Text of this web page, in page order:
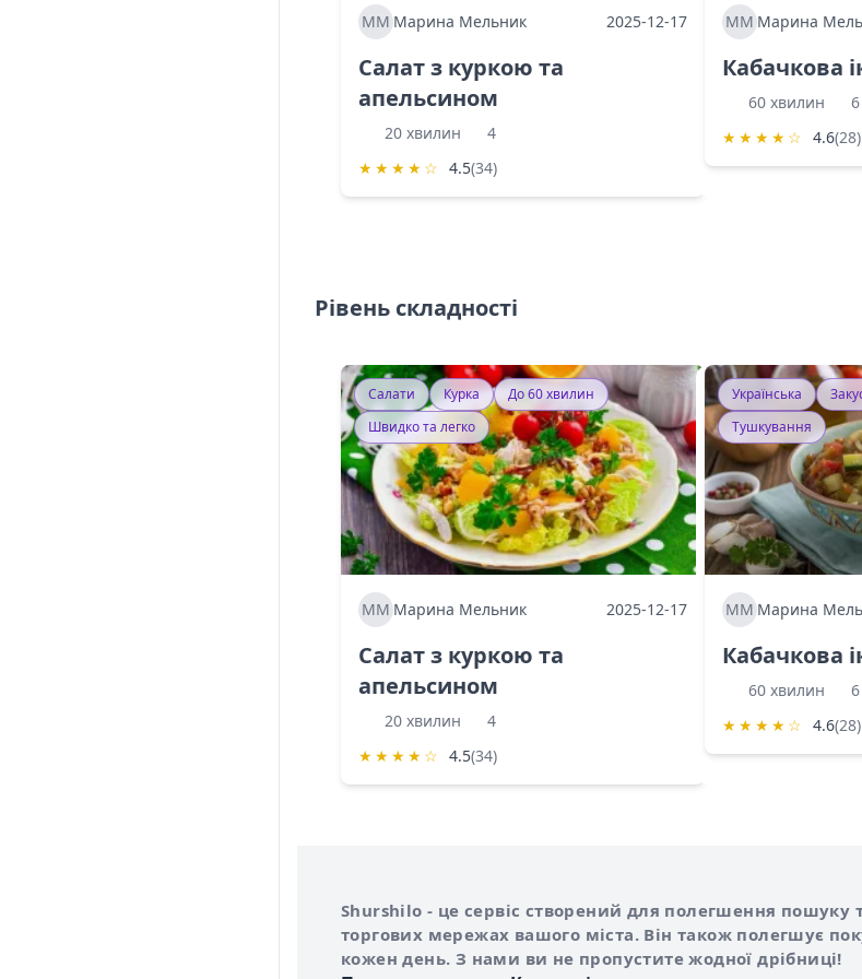
ММ Марина Мельник 2025-12-17
Салат з куркою та
апельсином
20 хвилин
4
★ ★ ★ ★ ☆ 4.5(34)
ММ Марина
Кабачкова
60 хвилин
6
★ ★ ★ ★ ☆ 4.6(28)
Рівень складності
Салати Курка
До 60 хвилин
Швидко та легко
ММ Марина Мельник 2025-12-17
Салат з куркою та
апельсином
20 хвилин
4
★ ★ ★ ★ ☆ 4.5(34)
Українська
Тушкування
ММ Марина
Кабачкова
60 хвилин
6
★ ★ ★ ★ ☆ 4.6(28)
Про сервіс Shurshilo
Shurshilo - це сервіс створений для полегшення пошуку
торгових мережах вашого міста. Він також полегшує
кожен день. З нами ви не пропустите жодної дрібниці!